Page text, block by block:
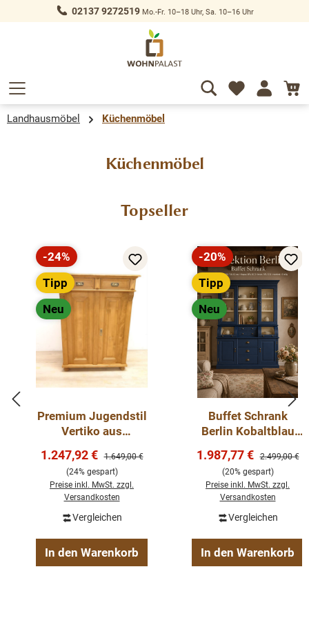
springen 02137 9272519Mo.-Fr. 10–18 Uhr, Sa. 10–16 Uhr
Landhausmöbel Küchenmöbel
Küchenmöbel
Produktgalerie überspringen
Topseller
Rabatt
-24%
Tipp
Neu
Premium Jugendstil
Vertiko aus
gewachst,
Landhaus-Stil
Verkaufspreis:
1.247,92 € Regulärer Preis:
1.649,00 €
(24% gespart)
Preise inkl. MwSt. zzgl.
Versandkosten
Vergleichen
In den Warenkorb
Rabatt
-20%
Tipp
Neu
Buffet Schrank
Berlin Kobaltblau
Landhausstil
Verkaufspreis:
1.987,77 € Regulärer
2.499,00 €
(20% gespart)
Preise inkl. MwSt. zzgl.
Versandkosten
Vergleichen
In den Warenkorb